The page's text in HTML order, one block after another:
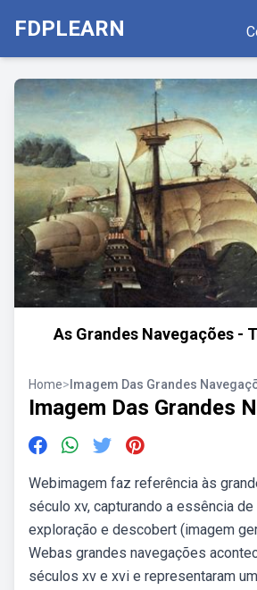
FDPLEARN
As Grandes Navegações -
Home> Imagem Das Grandes
Imagem Das Grandes
Webimagem faz referência às
século xv, capturando a essência de
exploração e descobert (imagem
Webas grandes navegações
séculos xv e xvi e representaram